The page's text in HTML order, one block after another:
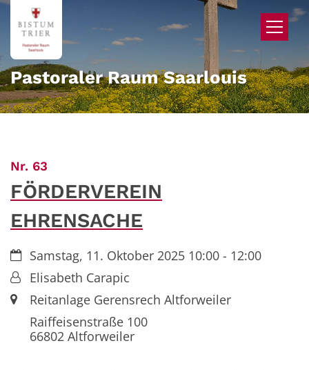
Zum Inhalt springen
Pastoraler Raum Saarlouis
Nr. 63
FÖRDERVEREIN
EHRENSACHE
Datum:Samstag, 11. Oktober 2025 10:00 - 12:00
Von:Elisabeth Carapic
Ort:Reitanlage Gerensrech Altforweiler
Raiffeisenstraße 100
66802Altforweiler